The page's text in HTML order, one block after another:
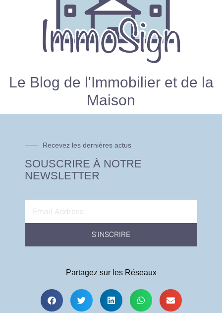
Le Blog de l'Immobilier et de la
Maison
Recevez les dernières actus
SOUSCRIRE À NOTRE
NEWSLETTER
S'INSCRIRE
Partagez sur les Réseaux